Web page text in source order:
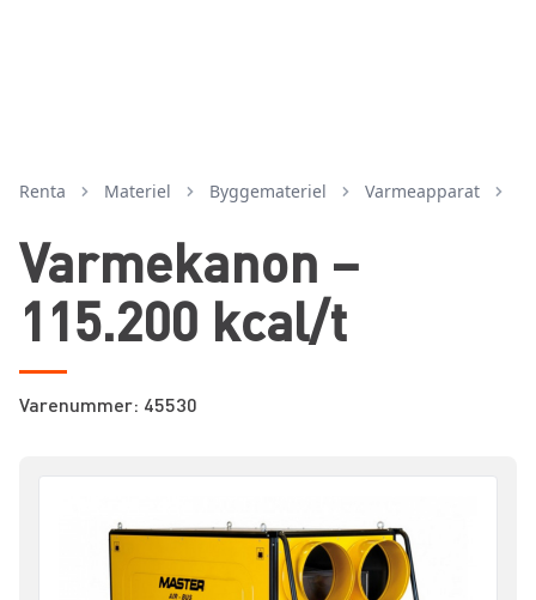
Renta Materiel byggemateriel varmeapparat
Varmekanon –
115.200 kcal/t
Varenummer: 45530